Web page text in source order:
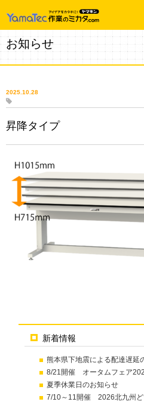
お知らせ
新着情報
熊本県下地震による配達遅延
8/21開催 オータムフェア
夏季休業日のお知らせ
7/10～11開催 2026北九州
2025.10.28
昇降タイプ